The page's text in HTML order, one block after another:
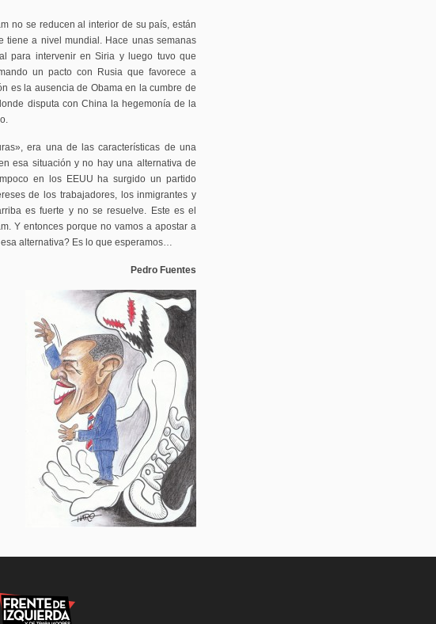
no se reducen al interior de su país, están
tiene a nivel mundial. Hace unas semanas
para intervenir en Siria y luego tuvo que
un pacto con Rusia que favorece a
es la ausencia de Obama en la cumbre de
disputa con China la hegemonía de la
era una de las características de una
esa situación y no hay una alternativa de
en los EEUU ha surgido un partido
de los trabajadores, los inmigrantes y
es fuerte y no se resuelve. Este es el
Y entonces porque no vamos a apostar a
alternativa? Es lo que esperamos…
Pedro Fuentes